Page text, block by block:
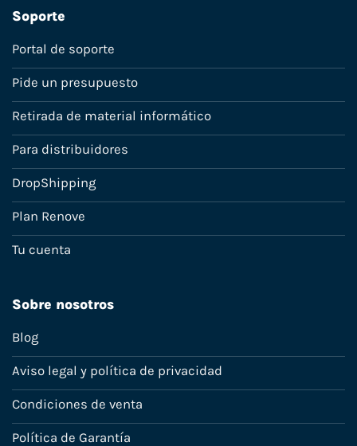
Soporte
Portal de soporte
Pide un presupuesto
Retirada de material informático
Para distribuidores
DropShipping
Plan Renove
Tu cuenta
Sobre nosotros
Blog
Aviso legal y política de privacidad
Condiciones de venta
Política de Garantía